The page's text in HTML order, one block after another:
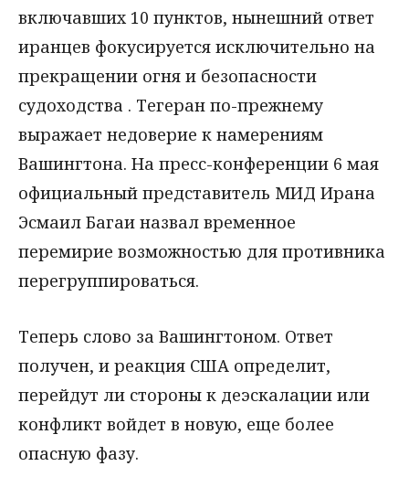
включавших 10 пунктов, нынешний ответ
иранцев фокусируется исключительно на
прекращении огня и безопасности
судоходства . Тегеран по-прежнему
выражает недоверие к намерениям
Вашингтона. На пресс-конференции 6 мая
официальный представитель МИД Ирана
Эсмаил Багаи назвал временное
перемирие возможностью для противника
перегруппироваться.
Теперь слово за Вашингтоном. Ответ
получен, и реакция США определит,
перейдут ли стороны к деэскалации или
конфликт войдет в новую, еще более
опасную фазу.